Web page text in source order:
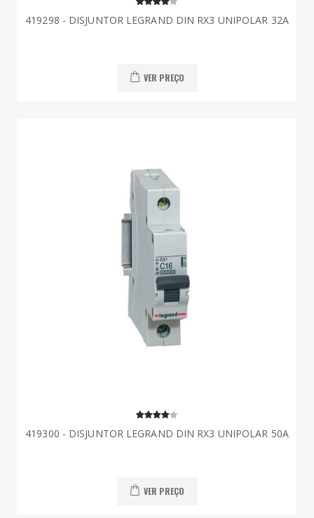
419298 - DISJUNTOR LEGRAND DIN RX3 UNIPOLAR 32A
VER PREÇO
419300 - DISJUNTOR LEGRAND DIN RX3 UNIPOLAR 50A
VER PREÇO